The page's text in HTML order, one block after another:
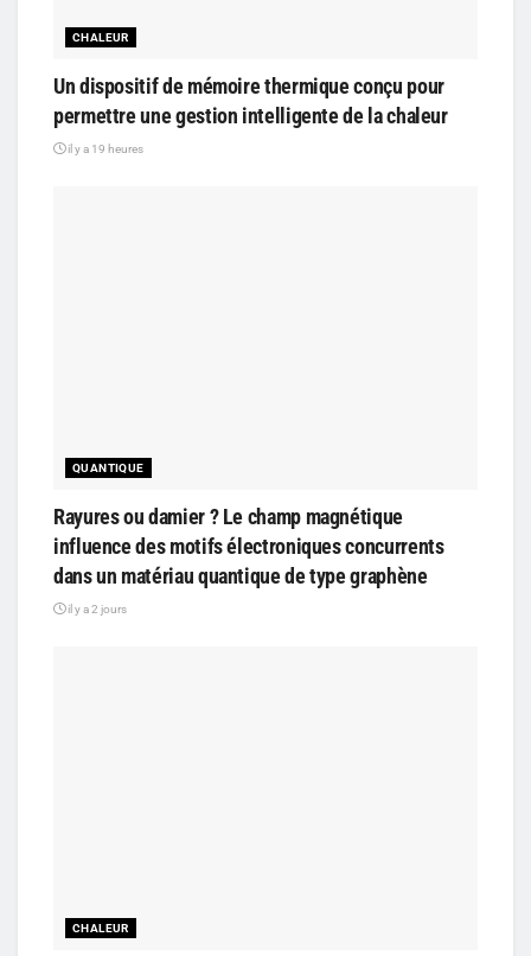
CHALEUR
Un dispositif de mémoire thermique conçu pour
permettre une gestion intelligente de la chaleur
il y a 19 heures
QUANTIQUE
Rayures ou damier ? Le champ magnétique
influence des motifs électroniques concurrents
dans un matériau quantique de type graphène
il y a 2 jours
CHALEUR